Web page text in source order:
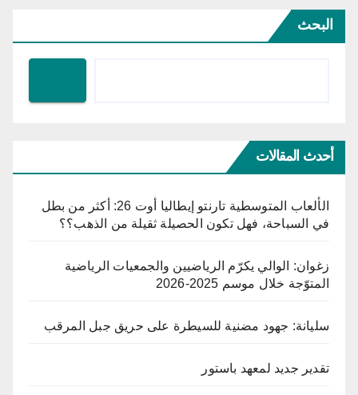
البحث
أحدث المقالات
الألعاب المتوسطية تارنتو إيطاليا أوت 26: أكثر من بطل
في السباحة، فهل تكون الحصيلة ثقيلة من الذهب؟؟
زغوان: الوالي يكرّم الرياضيين والجمعيات الرياضية
المتوّجة خلال موسم 2025-2026
سليانة: جهود مضنية للسيطرة على حريق جبل المرقب
تقدير جديد لمعهد باستور